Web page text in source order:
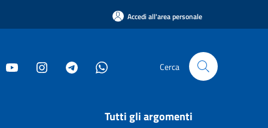
Accedi all'area personale
Cerca
Tutti gli argomenti